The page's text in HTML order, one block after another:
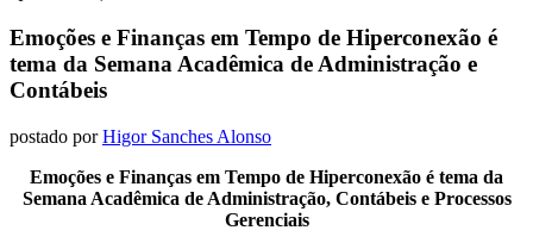
Emoções e Finanças em Tempo de Hiperconexão é
tema da Semana Acadêmica de Administração e
Contábeis
postado porHigor Sanches Alonso
Emoções e Finanças em Tempo de Hiperconexão é tema da
Semana Acadêmica de Administração, Contábeis e Processos
Gerenciais